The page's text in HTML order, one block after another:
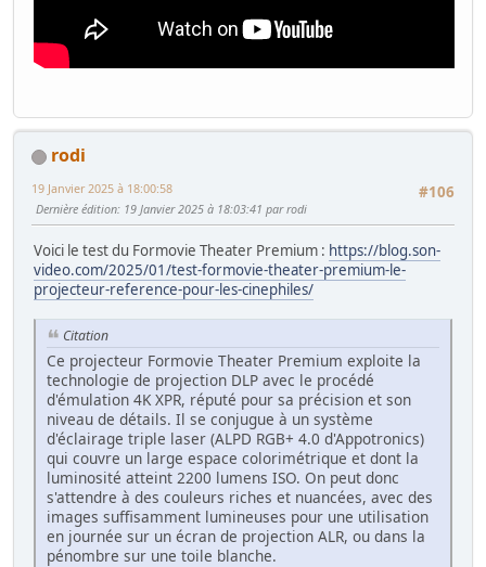
rodi
#106
19 Janvier 2025 à 18:00:58
Dernière édition: 19 Janvier 2025 à 18:03:41 par rodi
Voici le test du Formovie Theater Premium : https://blog.son-
video.com/2025/01/test-formovie-theater-premium-le-
projecteur-reference-pour-les-cinephiles/
Citation
Ce projecteur Formovie Theater Premium exploite la
technologie de projection DLP avec le procédé
d'émulation 4K XPR, réputé pour sa précision et son
niveau de détails. Il se conjugue à un système
d'éclairage triple laser (ALPD RGB+ 4.0 d'Appotronics)
qui couvre un large espace colorimétrique et dont la
luminosité atteint 2200 lumens ISO. On peut donc
s'attendre à des couleurs riches et nuancées, avec des
images suffisamment lumineuses pour une utilisation
en journée sur un écran de projection ALR, ou dans la
pénombre sur une toile blanche.